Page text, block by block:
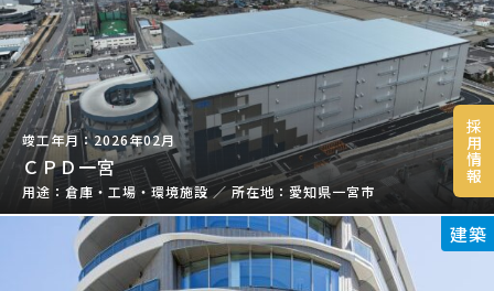
採
用
情
報
2026年02月
ＣＰＤ一宮
倉庫・工場・環境施設 ／ 愛知県一宮市
建築